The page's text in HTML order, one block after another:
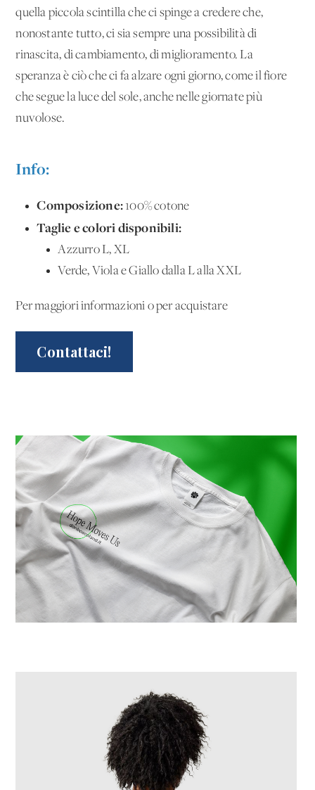
quella piccola scintilla che ci spinge a credere che,
nonostante tutto, ci sia sempre una possibilità di
rinascita, di cambiamento, di miglioramento. La
speranza è ciò che ci fa alzare ogni giorno, come il fiore
che segue la luce del sole, anche nelle giornate più
nuvolose.
Info:
Composizione: 100% cotone
Taglie e colori disponibili:
Azzurro L, XL
Verde, Viola e Giallo dalla L alla XXL
Per maggiori informazioni o per acquistare
Contattaci!